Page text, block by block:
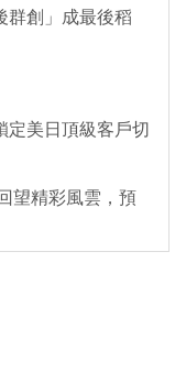
群創」成最後稻
定美日頂級客戶切
望精彩風雲，預